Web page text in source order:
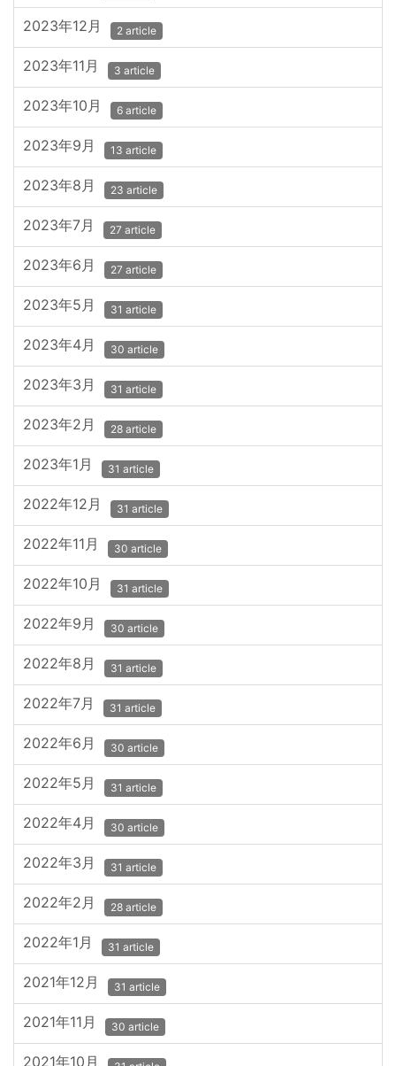
2023年12月 2 article
2023年11月 3 article
2023年10月 6 article
2023年9月 13 article
2023年8月 23 article
2023年7月 27 article
2023年6月 27 article
2023年5月 31 article
2023年4月 30 article
2023年3月 31 article
2023年2月 28 article
2023年1月 31 article
2022年12月 31 article
2022年11月 30 article
2022年10月 31 article
2022年9月 30 article
2022年8月 31 article
2022年7月 31 article
2022年6月 30 article
2022年5月 31 article
2022年4月 30 article
2022年3月 31 article
2022年2月 28 article
2022年1月 31 article
2021年12月 31 article
2021年11月 30 article
2021年10月